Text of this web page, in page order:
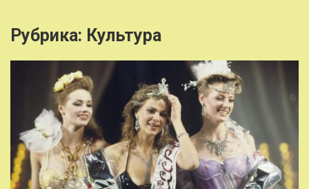
Рубрика: Культура